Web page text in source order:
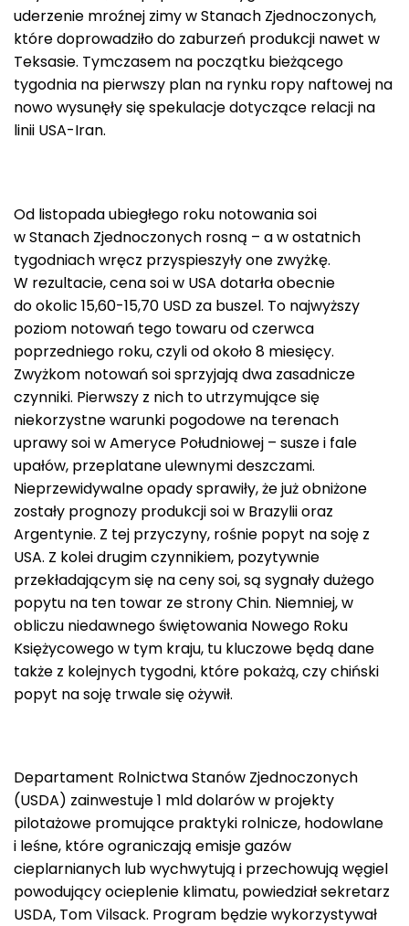
uderzenie mroźnej zimy w Stanach Zjednoczonych,
które doprowadziło do zaburzeń produkcji nawet w
Teksasie. Tymczasem na początku bieżącego
tygodnia na pierwszy plan na rynku ropy naftowej na
nowo wysunęły się spekulacje dotyczące relacji na
linii USA-Iran.
Od listopada ubiegłego roku notowania soi
w Stanach Zjednoczonych rosną – a w ostatnich
tygodniach wręcz przyspieszyły one zwyżkę.
W rezultacie, cena soi w USA dotarła obecnie
do okolic 15,60-15,70 USD za buszel. To najwyższy
poziom notowań tego towaru od czerwca
poprzedniego roku, czyli od około 8 miesięcy.
Zwyżkom notowań soi sprzyjają dwa zasadnicze
czynniki. Pierwszy z nich to utrzymujące się
niekorzystne warunki pogodowe na terenach
uprawy soi w Ameryce Południowej – susze i fale
upałów, przeplatane ulewnymi deszczami.
Nieprzewidywalne opady sprawiły, że już obniżone
zostały prognozy produkcji soi w Brazylii oraz
Argentynie. Z tej przyczyny, rośnie popyt na soję z
USA. Z kolei drugim czynnikiem, pozytywnie
przekładającym się na ceny soi, są sygnały dużego
popytu na ten towar ze strony Chin. Niemniej, w
obliczu niedawnego świętowania Nowego Roku
Księżycowego w tym kraju, tu kluczowe będą dane
także z kolejnych tygodni, które pokażą, czy chiński
popyt na soję trwale się ożywił.
Departament Rolnictwa Stanów Zjednoczonych
(USDA) zainwestuje 1 mld dolarów w projekty
pilotażowe promujące praktyki rolnicze, hodowlane
i leśne, które ograniczają emisje gazów
cieplarnianych lub wychwytują i przechowują węgiel
powodujący ocieplenie klimatu, powiedział sekretarz
USDA, Tom Vilsack. Program będzie wykorzystywał